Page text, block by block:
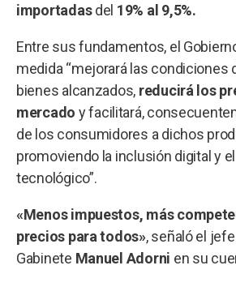
importadasdel 19% al 9,5%.
Entre sus fundamentos, el
medida “mejorará las condiciones
bienes alcanzados, reducirá los
mercado y facilitará,
de los consumidores a dichos
promoviendo la inclusión digital y
tecnológico”.
«Menos impuestos, más
precios para todos», señaló el
Gabinete Manuel Adorni en su